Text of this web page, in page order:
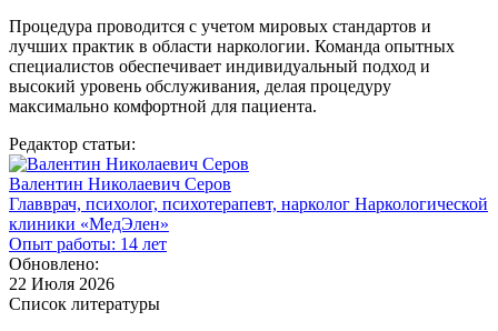
Процедура проводится с учетом мировых стандартов и
лучших практик в области наркологии. Команда опытных
специалистов обеспечивает индивидуальный подход и
высокий уровень обслуживания, делая процедуру
максимально комфортной для пациента.
Редактор статьи:
Валентин Николаевич Серов
Главврач, психолог, психотерапевт, нарколог Наркологической
клиники «МедЭлен»
Опыт работы: 14 лет
Обновлено:
22 Июля 2026
Список литературы